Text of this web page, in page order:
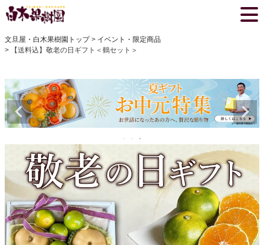
文旦屋・白木果樹園トップ
イベント・限定商品
【送料込】敬老の日ギフト＜鶴セット＞